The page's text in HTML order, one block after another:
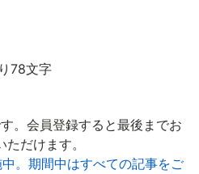
78文字
。会員登録すると最後までお
ただけます。
。期間中はすべての記事をご